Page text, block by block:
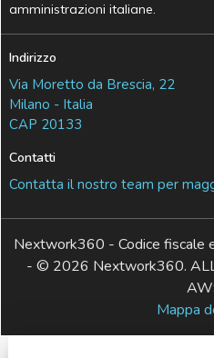
amministrazioni italiane.
Indirizzo
Via Moretto da Brescia, 22
Milano - Italia
CAP 20133
Contatti
Contatta il nostro team per
Nextwork360 - Codice
- © 2026 Nextwork360. ALL
Mappa